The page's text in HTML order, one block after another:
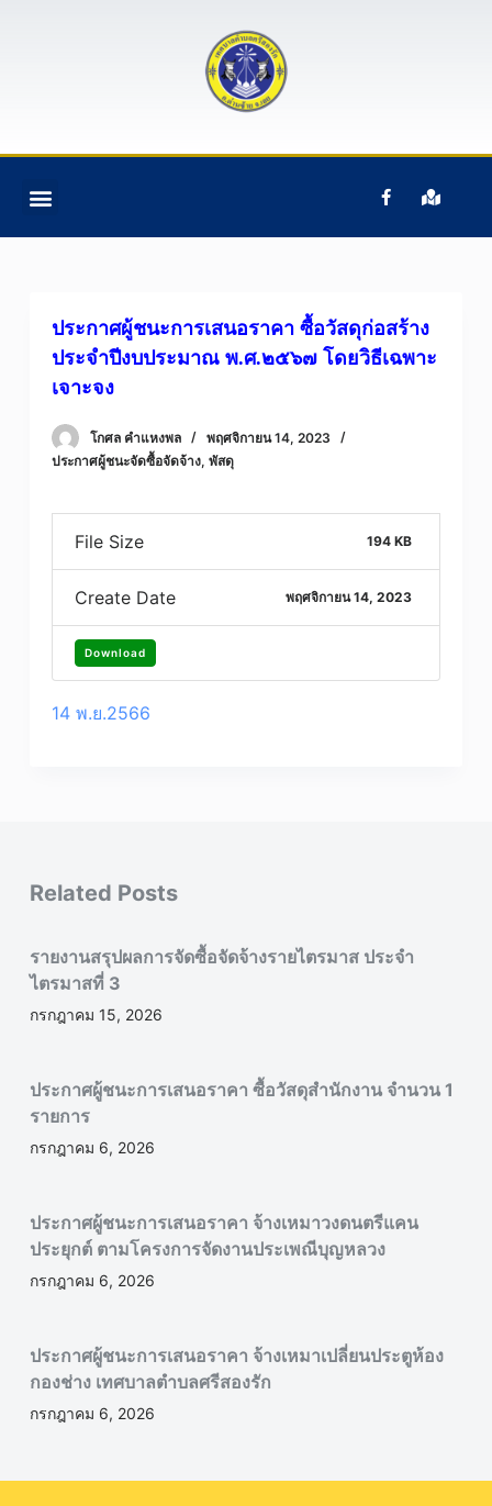
c
ประกาศผู้ชนะการเสนอราคา ซื้อวัสดุก่อสร้าง
ประจำปีงบประมาณ พ.ศ.๒๕๖๗ โดยวิธีเฉพาะ
เจาะจง
โกศล คําแหงพล
พฤศจิกายน 14, 2023
ประกาศผู้ชนะจัดซื้อจัดจ้าง, พัสดุ
File Size 194 KB
Create Date พฤศจิกายน 14, 2023
Download
14 พ.ย.2566
Related Posts
รายงานสรุปผลการจัดซื้อจัดจ้างรายไตรมาส ประจำ
ไตรมาสที่ 3
กรกฎาคม 15, 2026
ประกาศผู้ชนะการเสนอราคา ซื้อวัสดุสำนักงาน จำนวน 1
รายการ
กรกฎาคม 6, 2026
ประกาศผู้ชนะการเสนอราคา จ้างเหมาวงดนตรีแคน
ประยุกต์ ตามโครงการจัดงานประเพณีบุญหลวง
กรกฎาคม 6, 2026
ประกาศผู้ชนะการเสนอราคา จ้างเหมาเปลี่ยนประตูห้อง
กองช่าง เทศบาลตำบลศรีสองรัก
กรกฎาคม 6, 2026